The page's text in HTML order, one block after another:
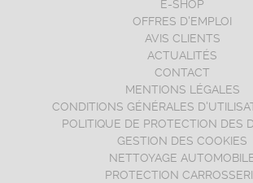
E-SHOP
OFFRES D'EMPLOI
AVIS CLIENTS
ACTUALITÉS
CONTACT
MENTIONS LÉGALES
CONDITIONS GÉNÉRALES
POLITIQUE DE PROTECTION DES
GESTION DES COOKIES
NETTOYAGE
PROTECTION